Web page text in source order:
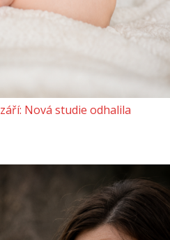
Nová studie odhalila